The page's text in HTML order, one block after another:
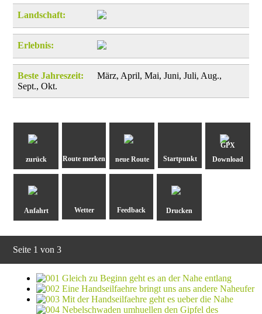
Landschaft:
Erlebnis:
Beste Jahreszeit:
März, April, Mai, Juni, Juli, Aug.,
Sept., Okt.
zurück neue Route
GPX
Download
Anfahrt Drucken
Seite 1 von 3